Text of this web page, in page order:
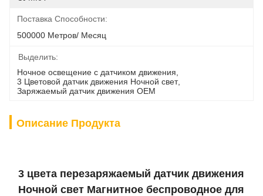
Поставка Способности:
500000 Метров/ Месяц
Выделить:
Ночное освещение с датчиком движения
3 Цветовой датчик движения Ночной свет,
Заряжаемый датчик движения OEM
Описание Продукта
3 цвета перезаряжаемый датчик движения
Ночной свет Магнитное беспроводное для